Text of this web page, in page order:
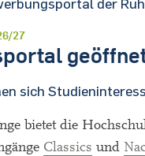
27
sich
bietet die
Classics und